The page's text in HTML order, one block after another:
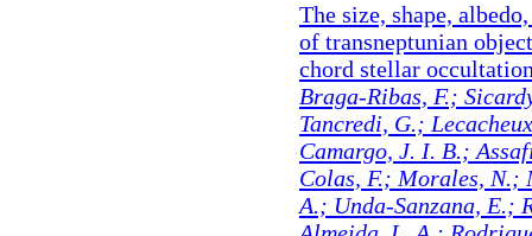
The size, shape,
of transneptunian
chord stellar
Braga-Ribas, F.;
Tancredi, G.;
Camargo, J. I. B.;
Colas, F.; Morales,
A.; Unda-Sanzana, E.;